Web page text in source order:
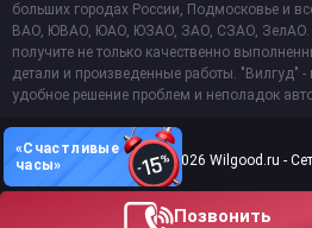
больших городах России, Подмосковье и
ВАО, ЮВАО, ЮАО, ЮЗАО, ЗАО, СЗАО, ЗелАО.
получите не только качественно
детали и произведенные работы. "Вилгуд"
удобное решение проблем и неполадок
Copyright 2011-2026 Wilgood.ru -
Позвонить
«Счастливые
часы»